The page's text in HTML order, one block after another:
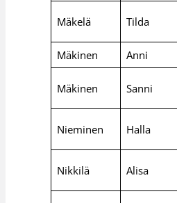
Mäkelä Tilda
Mäkinen
Anni
Mäkinen Sanni
Nieminen Halla
Nikkilä Alisa